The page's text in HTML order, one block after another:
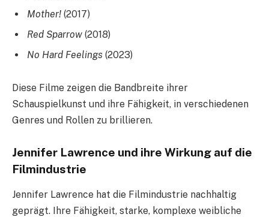
Mother! (2017)
Red Sparrow (2018)
No Hard Feelings (2023)
Diese Filme zeigen die Bandbreite ihrer
Schauspielkunst und ihre Fähigkeit, in verschiedenen
Genres und Rollen zu brillieren.
Jennifer Lawrence und ihre Wirkung auf die
Filmindustrie
Jennifer Lawrence hat die Filmindustrie nachhaltig
geprägt. Ihre Fähigkeit, starke, komplexe weibliche